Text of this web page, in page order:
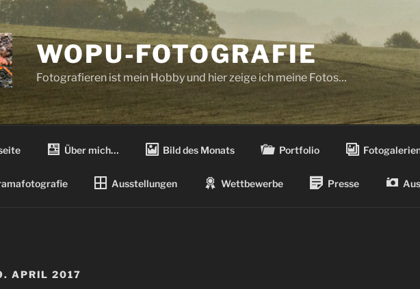
WOPU-FOTOGRAFIE
Fotografieren ist mein Hobby und hier zeige ich meine Fotos…
Über mich… Bild des Monats Portfolio
Ausstellungen Wettbewerbe Presse
APRIL 2017